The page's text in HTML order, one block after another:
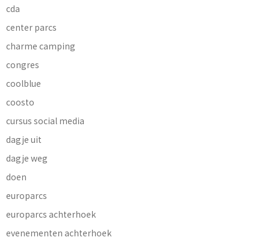
cda
center parcs
charme camping
congres
coolblue
coosto
cursus social media
dagje uit
dagje weg
doen
europarcs
europarcs achterhoek
evenementen achterhoek